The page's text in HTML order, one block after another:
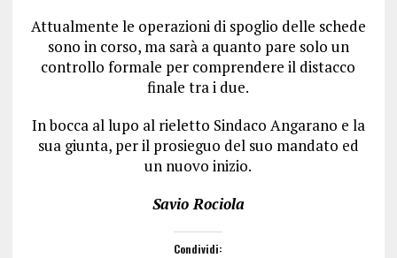
Attualmente le operazioni di spoglio delle schede
sono in corso, ma sarà a quanto pare solo un
controllo formale per comprendere il distacco
finale tra i due.
In bocca al lupo al rieletto Sindaco Angarano e la
sua giunta, per il prosieguo del suo mandato ed
un nuovo inizio.
Savio Rociola
Condividi: